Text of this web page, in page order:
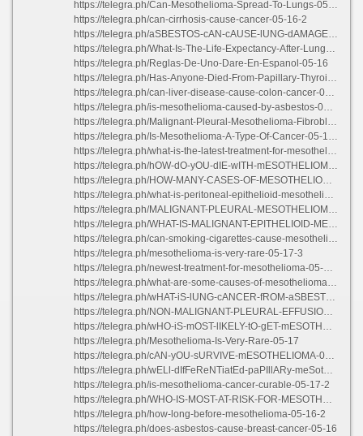
https://telegra.ph/Can-Mesothelioma-Spread-To-Lungs-05-16
https://telegra.ph/can-cirrhosis-cause-cancer-05-16-2
https://telegra.ph/aSBESTOS-cAN-cAUSE-lUNG-dAMAGE-aND-cANCER-bRAINLY-05-16-2
https://telegra.ph/What-Is-The-Life-Expectancy-After-Lung-Cancer-05-16-2
https://telegra.ph/Reglas-De-Uno-Dare-En-Espanol-05-16
https://telegra.ph/Has-Anyone-Died-From-Papillary-Thyroid-Cancer-05-16-2
https://telegra.ph/can-liver-disease-cause-colon-cancer-05-16-2
https://telegra.ph/is-mesothelioma-caused-by-asbestos-05-16
https://telegra.ph/Malignant-Pleural-Mesothelioma-Fibroblast-Activation-Protein-05-16
https://telegra.ph/Is-Mesothelioma-A-Type-Of-Cancer-05-17-2
https://telegra.ph/what-is-the-latest-treatment-for-mesothelioma-05-16
https://telegra.ph/hOW-dO-yOU-dIE-wITH-mESOTHELIOMA-05-16-2
https://telegra.ph/HOW-MANY-CASES-OF-MESOTHELIOMA-ARE-DIAGNOSED-EACH-YEAR-05-15
https://telegra.ph/what-is-peritoneal-epithelioid-mesothelioma-05-16
https://telegra.ph/MALIGNANT-PLEURAL-MESOTHELIOMA-NCCN-GUIDELINES-05-16
https://telegra.ph/WHAT-IS-MALIGNANT-EPITHELIOID-MESOTHELIOMA-05-17-3
https://telegra.ph/can-smoking-cigarettes-cause-mesothelioma-05-16-2
https://telegra.ph/mesothelioma-is-very-rare-05-17-3
https://telegra.ph/newest-treatment-for-mesothelioma-05-16-3
https://telegra.ph/what-are-some-causes-of-mesothelioma-05-16-4
https://telegra.ph/wHAT-iS-lUNG-cANCER-fROM-aSBESTOS-05-16-2
https://telegra.ph/NON-MALIGNANT-PLEURAL-EFFUSION-TREATMENT-05-16-2
https://telegra.ph/wHO-iS-mOST-lIKELY-tO-gET-mESOTHELIOMA-05-16-3
https://telegra.ph/Mesothelioma-Is-Very-Rare-05-17
https://telegra.ph/cAN-yOU-sURVIVE-mESOTHELIOMA-05-17
https://telegra.ph/wELl-dIfFeReNTiatEd-paPIllARy-meSotheLIOmA-wiTH-InvasivE-FOCI-05-16-4
https://telegra.ph/is-mesothelioma-cancer-curable-05-17-2
https://telegra.ph/WHO-IS-MOST-AT-RISK-FOR-MESOTHELIOMA-05-16-2
https://telegra.ph/how-long-before-mesothelioma-05-16-2
https://telegra.ph/does-asbestos-cause-breast-cancer-05-16